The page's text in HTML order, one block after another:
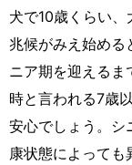
犬で10歳くらい
兆候がみえ始める
ニア期を迎えるま
時と言われる7歳
安心でしょう。シ
康状態によっても